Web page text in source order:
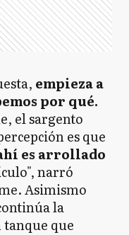
empieza a
por qué.
el sargento
es que
es arrollado
narró
Asimismo
la
que